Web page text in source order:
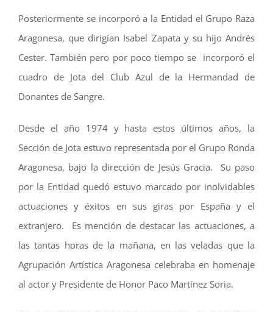
Posteriormente se incorporó a la Entidad el Grupo Raza
Aragonesa, que dirigían Isabel Zapata y su hijo Andrés
Cester. También pero por poco tiempo se incorporó el
cuadro de Jota del Club Azul de la Hermandad de
Donantes de Sangre.
Desde el año 1974 y hasta estos últimos años, la
Sección de Jota estuvo representada por el Grupo Ronda
Aragonesa, bajo la dirección de Jesús Gracia. Su paso
por la Entidad quedó estuvo marcado por inolvidables
actuaciones y éxitos en sus giras por España y el
extranjero. Es mención de destacar las actuaciones, a
las tantas horas de la mañana, en las veladas que la
Agrupación Artística Aragonesa celebraba en homenaje
al actor y Presidente de Honor Paco Martínez Soria.